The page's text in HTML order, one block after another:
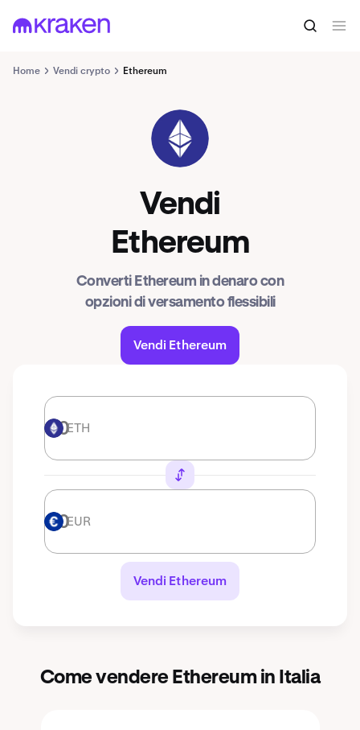
Home Vendi crypto Ethereum
ETH
Vendi
Ethereum
Converti Ethereum in denaro con
opzioni di versamento flessibili
Vendi Ethereum
ETH ETH
EUR EUR
Vendi Ethereum
Come vendere Ethereum in Italia